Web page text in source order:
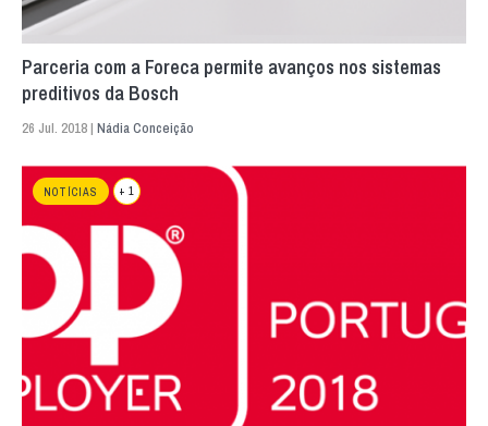
Parceria com a Foreca permite avanços nos sistemas
preditivos da Bosch
26 Jul. 2018 | Nádia Conceição
NOTÍCIAS + 1